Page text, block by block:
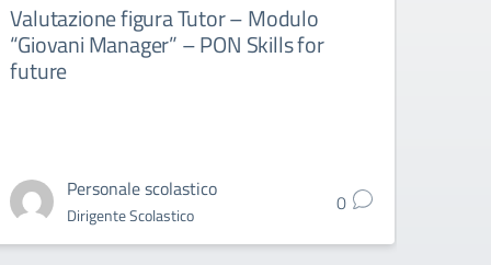
Valutazione figura Tutor – Modulo
“Giovani Manager” – PON Skills for
future
Personale scolastico
Dirigente Scolastico 0